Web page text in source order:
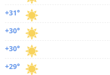
+31°
+30°
+30°
+29°